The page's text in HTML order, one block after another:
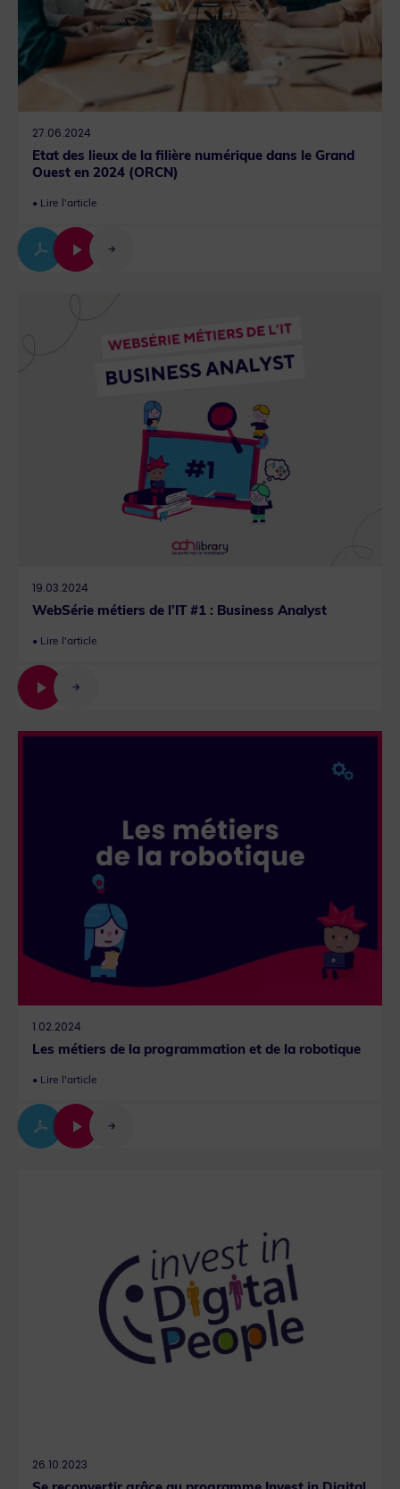
27.06.2024
Etat des lieux de la filière numérique dans le Grand
Ouest en 2024 (ORCN)
19.03.2024
WebSérie métiers de l’IT #1 : Business Analyst
1.02.2024
Les métiers de la programmation et de la robotique
26.10.2023